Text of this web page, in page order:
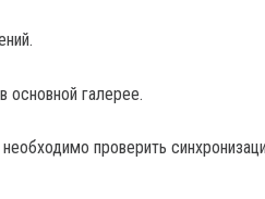
основной галерее.
проверить